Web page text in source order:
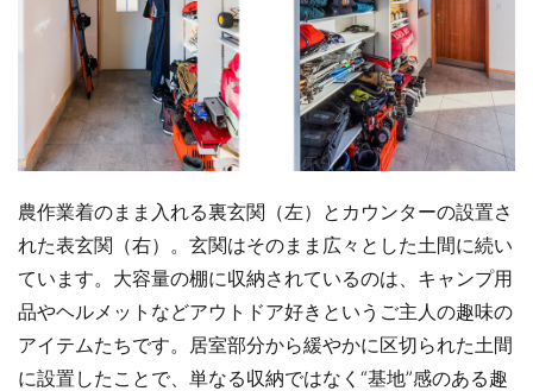
農作業着のまま入れる裏玄関（左）とカウンターの設置さ
れた表玄関（右）。玄関はそのまま広々とした土間に続い
ています。大容量の棚に収納されているのは、キャンプ用
品やヘルメットなどアウトドア好きというご主人の趣味の
アイテムたちです。居室部分から緩やかに区切られた土間
に設置したことで、単なる収納ではなく“基地”感のある趣